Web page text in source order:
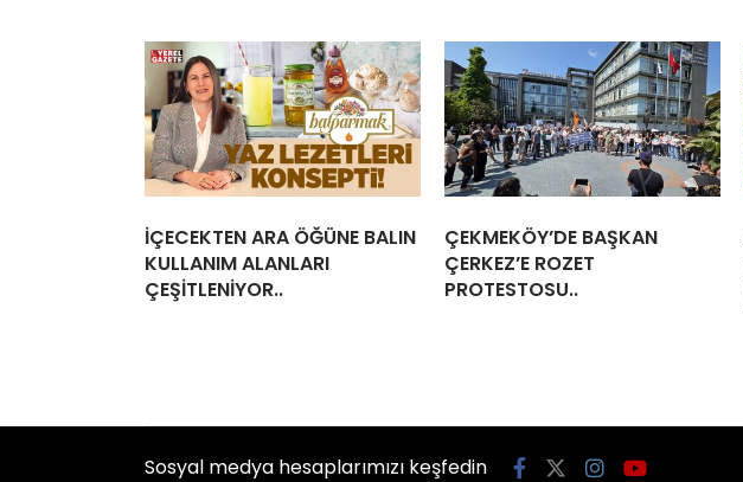
İÇECEKTEN ARA ÖĞÜNE BALIN
KULLANIM ALANLARI
ÇEŞİTLENİYOR..
ÇEKMEKÖY’DE BAŞKAN
ÇERKEZ’E ROZET
PROTESTOSU..
Sosyal medya hesaplarımızı keşfedin